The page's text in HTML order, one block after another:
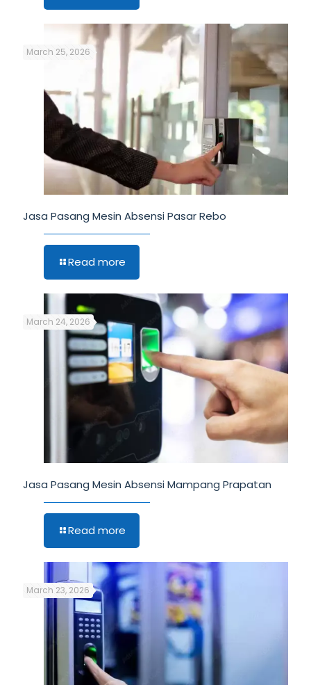
March 25, 2026
Jasa Pasang Mesin Absensi Pasar Rebo
Read more
March 24, 2026
Jasa Pasang Mesin Absensi Mampang Prapatan
Read more
March 23, 2026